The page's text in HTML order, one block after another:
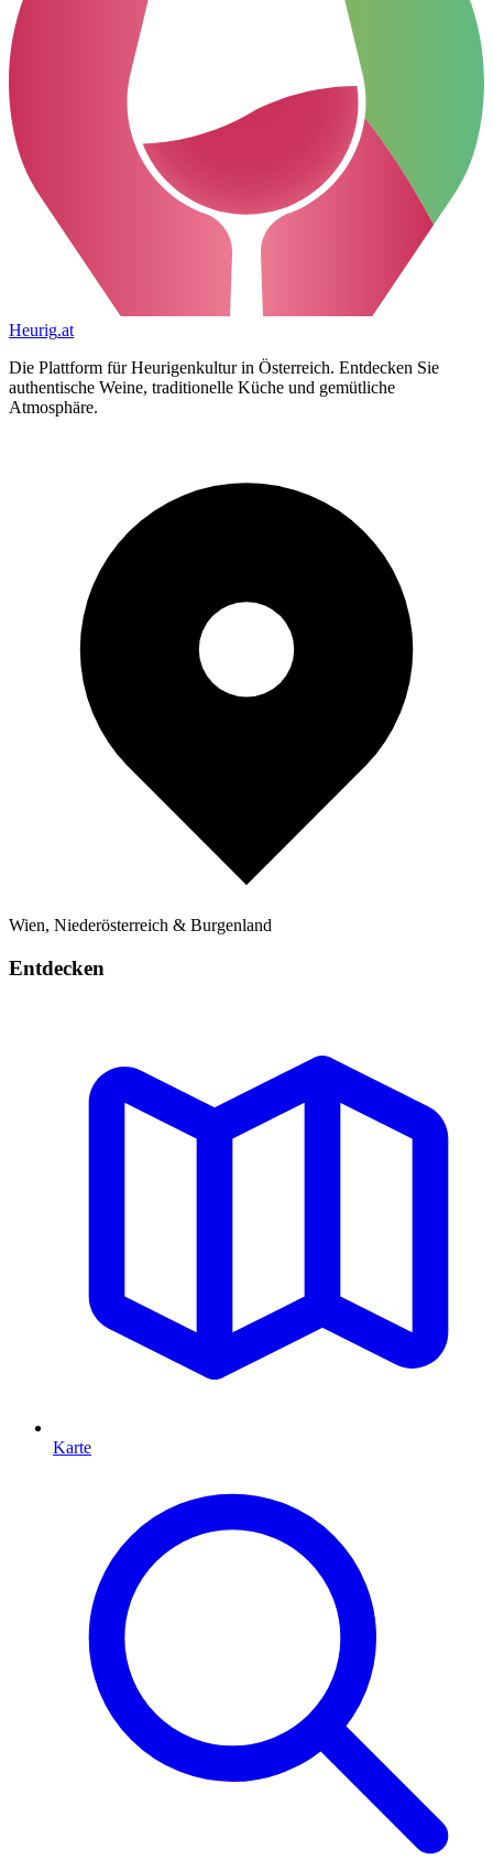
Heurig.at
Die Plattform für Heurigenkultur in Österreich. Entdecken Sie
authentische Weine, traditionelle Küche und gemütliche
Atmosphäre.
Wien, Niederösterreich & Burgenland
Entdecken
Karte